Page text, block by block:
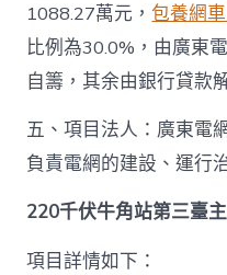
1088.27萬元，包養網
比例為30.0%，由廣東
自籌，其余由銀行貸款
五、項目法人：廣東電
負責電網的建設、運行
220千伏牛角站第三臺
項目詳情如下：